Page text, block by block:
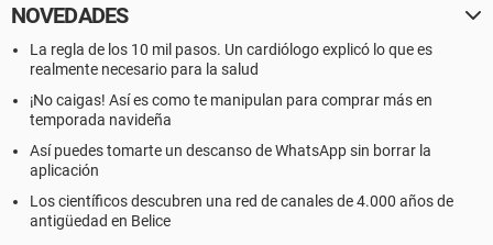
NOVEDADES
La regla de los 10 mil pasos. Un cardiólogo explicó lo que es
realmente necesario para la salud
¡No caigas! Así es como te manipulan para comprar más en
temporada navideña
Así puedes tomarte un descanso de WhatsApp sin borrar la
aplicación
Los científicos descubren una red de canales de 4.000 años de
antigüedad en Belice